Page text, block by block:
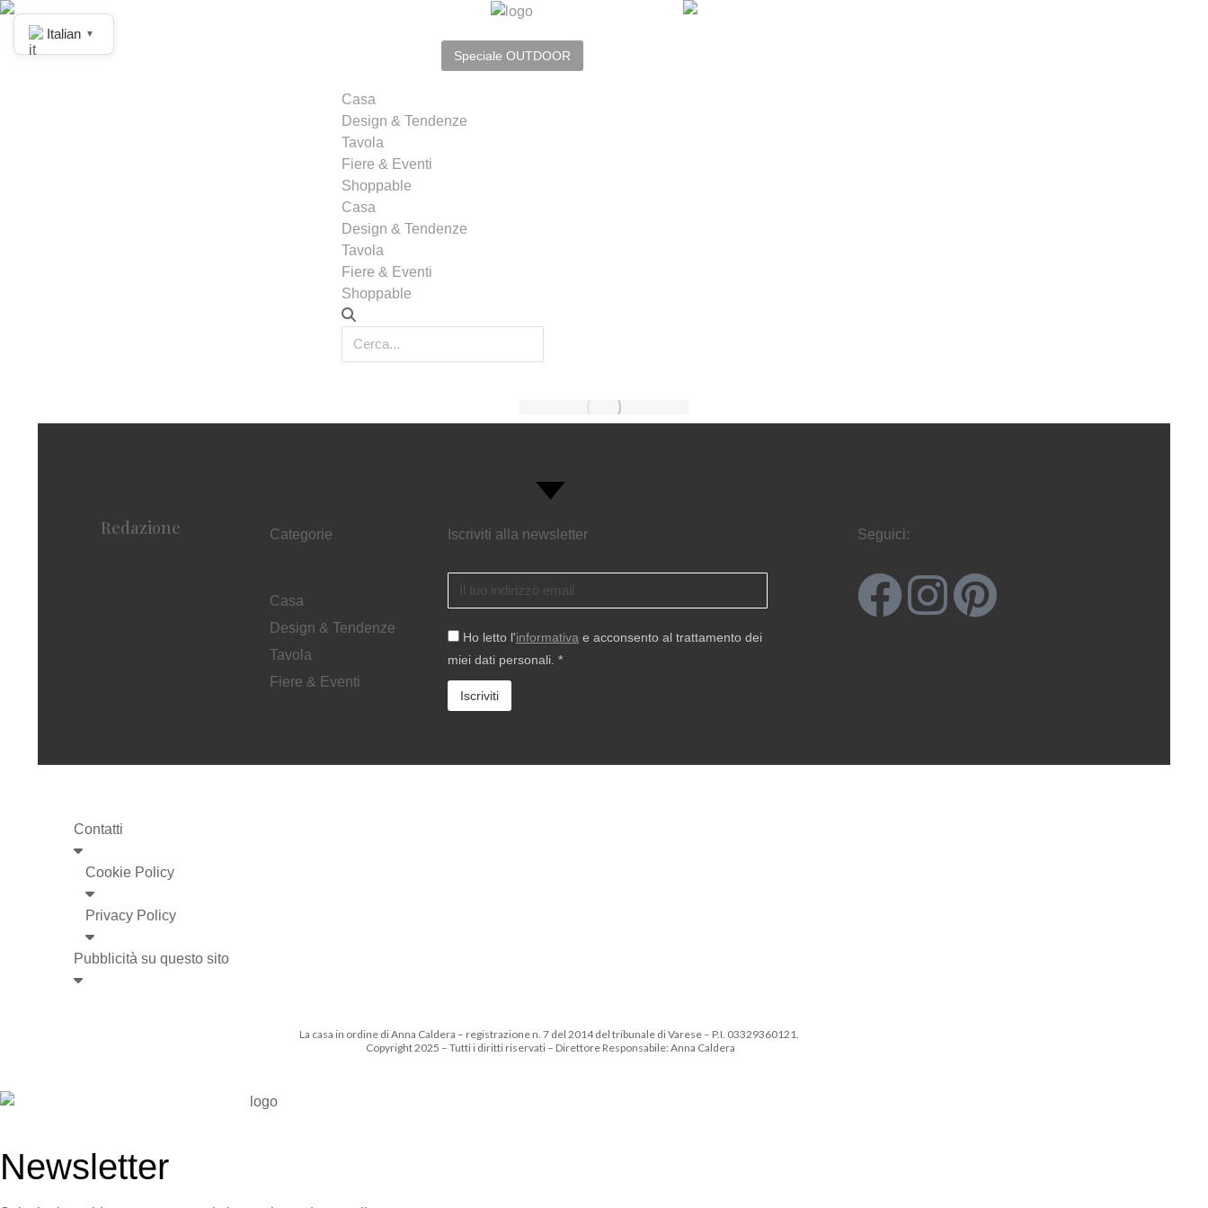
Speciale OUTDOOR
Casa
Design & Tendenze
Tavola
Fiere & Eventi
Shoppable
Casa
Design & Tendenze
Tavola
Fiere & Eventi
Shoppable
Redazione Categorie
Casa
Design & Tendenze
Tavola
Fiere & Eventi
Iscriviti alla newsletter
Ho letto l'informativa e acconsento al trattamento dei
miei dati personali. *
Seguici:
Contatti
Cookie Policy
Privacy Policy
Pubblicità su questo sito
La casa in ordine di Anna Caldera – registrazione n. 7 del 2014 del tribunale di Varese – P.I. 03329360121.
Copyright 2025 – Tutti i diritti riservati – Direttore Responsabile: Anna Caldera
Italian ▼
Newsletter